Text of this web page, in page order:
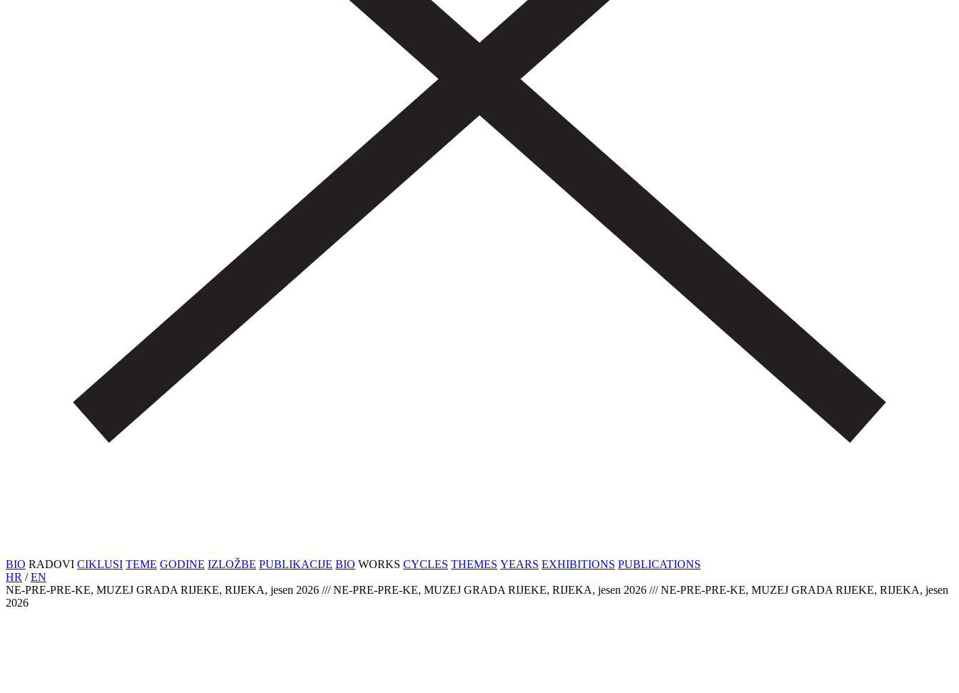
BIO RADOVI CIKLUSI TEME GODINE IZLOŽBE PUBLIKACIJE BIO WORKS CYCLES THEMES YEARS EXHIBITIONS PUBLICATIONS
HR /EN
NE-PRE-PRE-KE, MUZEJ GRADA RIJEKE, RIJEKA, jesen 2026 /// NE-PRE-PRE-KE, MUZEJ GRADA RIJEKE, RIJEKA, jesen 2026 /// NE-PRE-PRE-KE, MUZEJ GRADA RIJEKE, RIJEKA, jesen
2026